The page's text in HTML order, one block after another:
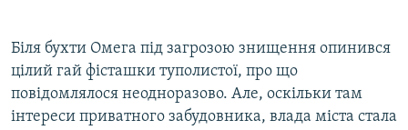
Біля бухти Омега під загрозою знищення опинився
цілий гай фісташки туполистої, про що
повідомлялося неодноразово. Але, оскільки там
інтереси приватного забудовника, влада міста стала